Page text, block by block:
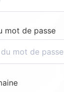
mot de passe